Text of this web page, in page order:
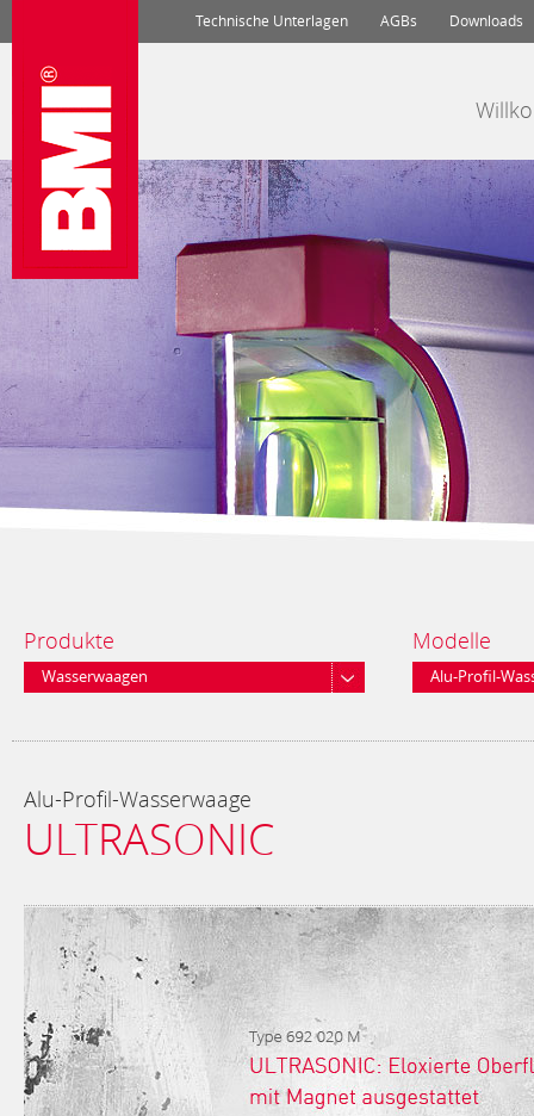
Technische Unterlagen AGBs Downloads
Produkte
Wasserwaagen
Modelle
Alu-Profil-
Alu-Profil-Wasserwaage
ULTRASONIC